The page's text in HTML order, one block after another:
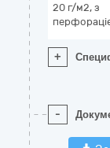
20 г/м2, з
+
-